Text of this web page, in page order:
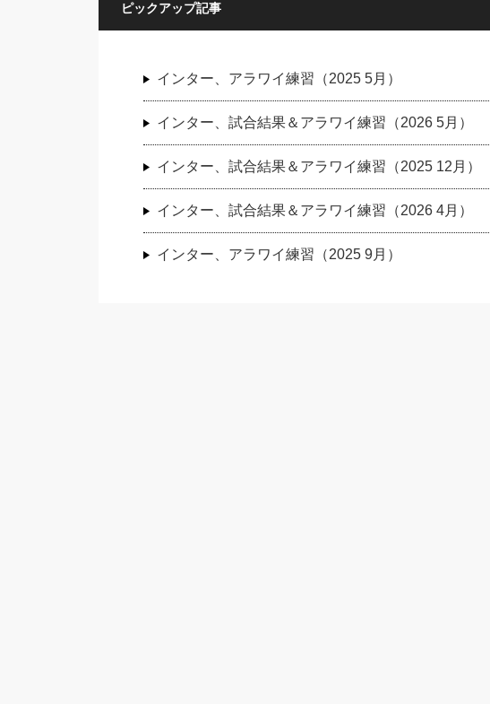
ピックアップ記事
インター、アラワイ練習（2025 5月）
インター、試合結果＆アラワイ練習（2026 5月）
インター、試合結果＆アラワイ練習（2025 12月）
インター、試合結果＆アラワイ練習（2026 4月）
インター、アラワイ練習（2025 9月）